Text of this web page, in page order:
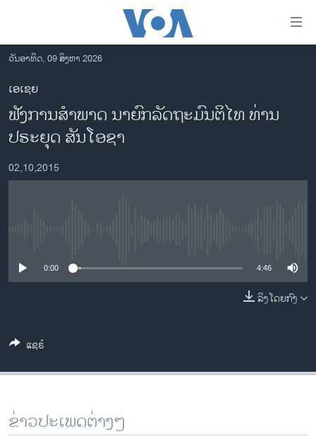
ເຂົ້າ
ຫາ
ຂ້າມ
ຂ້າມ
ຂ້າມ
ໄປ
ຫາ
ຊອກ
ລາວ
ອາເມຣິກາ
ການເລືອກຕັ້ງ ປະທານາທີບໍດີ ສະຫະລັດ 2024
ຂ່າວ​ຈີນ
ຊີວິດຊາວລາວ
ທຸລະກິດ
ພາສາອັງກິດ
ສຽງ
ວັນອາທິດ, 09 ສິງຫາ 2026
ເອເຊຍ
ຟັງການສຳພາດ ນາຍົກລັດຖະມົນຕິໄທ ທ່ານ
ປຣະຍຸດ ສັນໂອຊາ
02,10,2015
0:00 4:46
ລິງໂດຍກົງ
ແຊຣ໌
ຂ່າວປະເພດຕ່າງໆ